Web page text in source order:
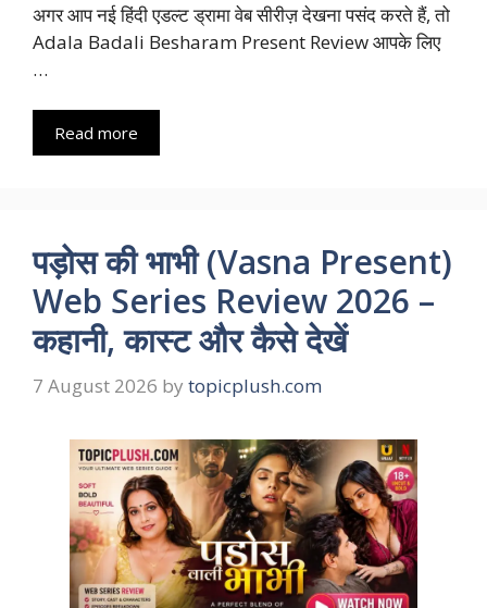
अगर आप नई हिंदी एडल्ट ड्रामा वेब सीरीज़ देखना पसंद करते हैं, तो
Adala Badali Besharam Present Review आपके लिए
…
Read more
पड़ोस की भाभी (Vasna Present)
Web Series Review 2026 –
कहानी, कास्ट और कैसे देखें
7 August 2026 by topicplush.com